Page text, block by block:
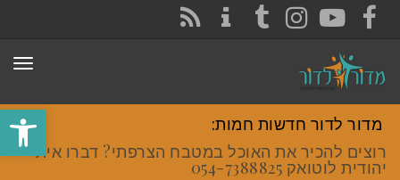
פתח
FACEBOOK
YOUTUBE
INSTAGRAM
TUMBLR
מדור לדור חדשות חמות:
רוצים להכיר את האוכל במטבח הצרפתי? דברו איתי
יהודית לוטואק 054-7388825.